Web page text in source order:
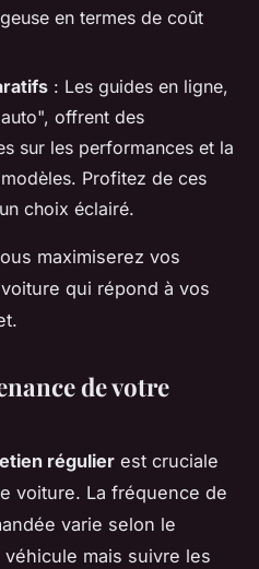
en termes de coût
: Les guides en ligne,
offrent des
sur les performances et la
Profitez de ces
choix éclairé.
maximiserez vos
qui répond à vos
de votre
régulier est cruciale
voiture. La fréquence de
varie selon le
mais suivre les